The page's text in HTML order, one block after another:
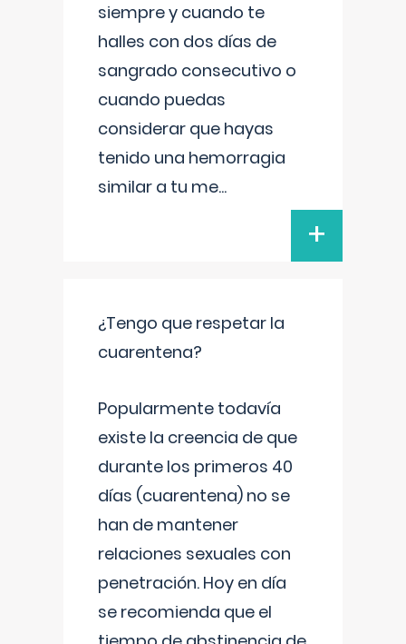
siempre y cuando te
halles con dos días de
sangrado consecutivo o
cuando puedas
considerar que hayas
tenido una hemorragia
similar a tu me...
+
¿Tengo que respetar la
cuarentena?
Popularmente todavía
existe la creencia de que
durante los primeros 40
días (cuarentena) no se
han de mantener
relaciones sexuales con
penetración. Hoy en día
se recomienda que el